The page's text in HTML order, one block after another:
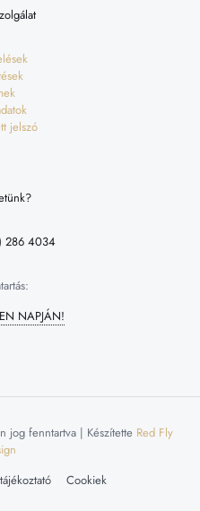
jelszó
286 4034
NAPJÁN!
jog fenntartva | Készítette Red Fly
Cookiek